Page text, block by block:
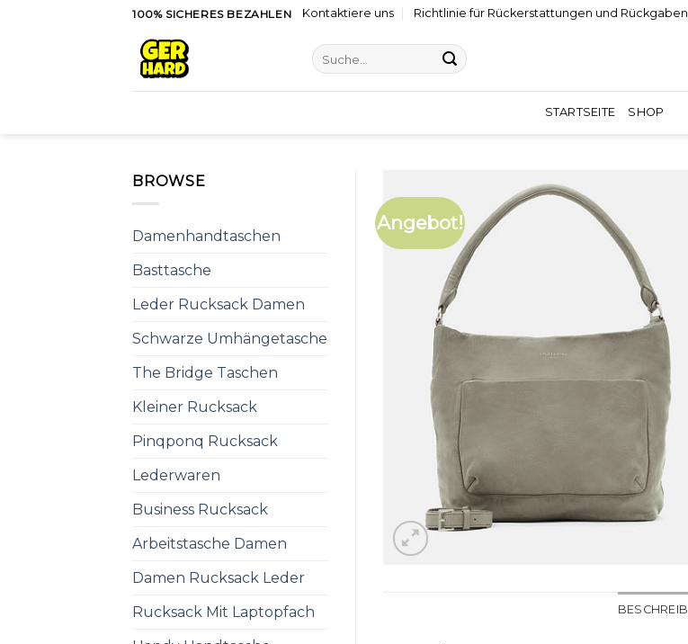
100% SICHERES BEZAHLEN Kontaktiere uns Richtlinie für Rückerstattungen und Rückgaben
Suche
nach:
STARTSEITE SHOP
BROWSE
Damenhandtaschen
Basttasche
Leder Rucksack Damen
Schwarze Umhängetasche
The Bridge Taschen
Kleiner Rucksack
Pinqponq Rucksack
Lederwaren
Business Rucksack
Arbeitstasche Damen
Damen Rucksack Leder
Rucksack Mit Laptopfach
Angebot!